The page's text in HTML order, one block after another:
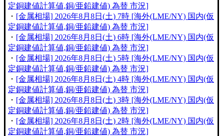
定銅建値計算値,銅/亜鉛建値) 為替 市況]
・ [金属相場] 2026年8月8日(土) 7時 [海外(LME/NY) 国内(仮
定銅建値計算値,銅/亜鉛建値) 為替 市況]
・ [金属相場] 2026年8月8日(土) 6時 [海外(LME/NY) 国内(仮
定銅建値計算値,銅/亜鉛建値) 為替 市況]
・ [金属相場] 2026年8月8日(土) 5時 [海外(LME/NY) 国内(仮
定銅建値計算値,銅/亜鉛建値) 為替 市況]
・ [金属相場] 2026年8月8日(土) 4時 [海外(LME/NY) 国内(仮
定銅建値計算値,銅/亜鉛建値) 為替 市況]
・ [金属相場] 2026年8月8日(土) 3時 [海外(LME/NY) 国内(仮
定銅建値計算値,銅/亜鉛建値) 為替 市況]
・ [金属相場] 2026年8月8日(土) 2時 [海外(LME/NY) 国内(仮
定銅建値計算値,銅/亜鉛建値) 為替 市況]